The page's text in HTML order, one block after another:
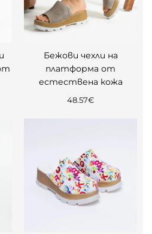
Бежови чехли на
платформа от
естествена кожа
48.57€